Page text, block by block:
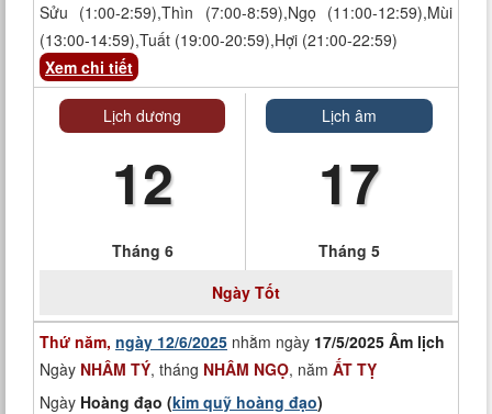
Sửu (1:00-2:59),Thìn (7:00-8:59),Ngọ (11:00-12:59),Mùi
(13:00-14:59),Tuất (19:00-20:59),Hợi (21:00-22:59)
Xem chi tiết
Lịch dương
12
Tháng 6
Lịch âm
17
Tháng 5
Ngày Tốt
Thứ năm, ngày 12/6/2025 nhằm ngày 17/5/2025 Âm lịch
Ngày NHÂM TÝ, tháng NHÂM NGỌ, năm ẤT TỴ
Ngày Hoàng đạo (kim quỹ hoàng đạo)